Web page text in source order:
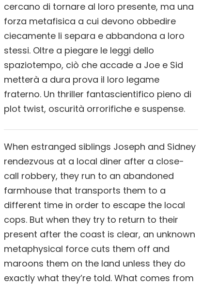
cercano di tornare al loro presente, ma una
forza metafisica a cui devono obbedire
ciecamente li separa e abbandona a loro
stessi. Oltre a piegare le leggi dello
spaziotempo, ciò che accade a Joe e Sid
metterà a dura prova il loro legame
fraterno. Un thriller fantascientifico pieno di
plot twist, oscurità orrorifiche e suspense.
When estranged siblings Joseph and Sidney
rendezvous at a local diner after a close-
call robbery, they run to an abandoned
farmhouse that transports them to a
different time in order to escape the local
cops. But when they try to return to their
present after the coast is clear, an unknown
metaphysical force cuts them off and
maroons them on the land unless they do
exactly what they’re told. What comes from